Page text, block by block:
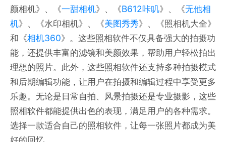
颜相机》、《一甜相机》、《B612咔叽》、《无他相
机》、《水印相机》、《美图秀秀》、《照相机大全》
和《相机360》。这些照相软件不仅具备强大的拍摄功
能，还提供丰富的滤镜和美颜效果，帮助用户轻松拍出
理想的照片。此外，这些照相软件还支持多种拍摄模式
和后期编辑功能，让用户在拍摄和编辑过程中享受更多
乐趣。无论是日常自拍、风景拍摄还是专业摄影，这些
照相软件都能提供出色的表现，满足用户的各种需求。
选择一款适合自己的照相软件，让每一张照片都成为美
好的回忆。